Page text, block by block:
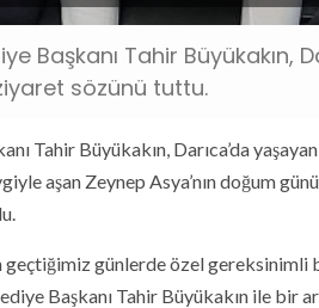
Başkanı Tahir Büyükakın,
sözünü tuttu.
Tahir Büyükakın, Darıca’da
aşan Zeynep Asya’nın doğum
geçtiğimiz günlerde özel
Başkanı Tahir Büyükakın ile bir